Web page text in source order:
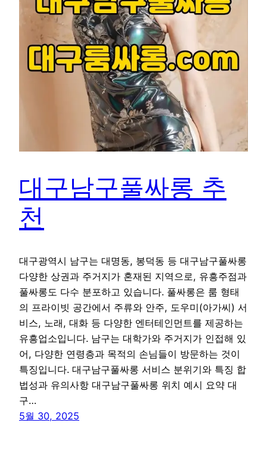
대구남구풀싸롱 추
천
대구광역시 남구는 대명동, 봉덕동 등 대구남구풀싸롱
다양한 상권과 주거지가 혼재된 지역으로, 유흥주점과
풀싸롱도 다수 분포하고 있습니다. 풀싸롱은 룸 형태
의 프라이빗 공간에서 주류와 안주, 도우미(아가씨) 서
비스, 노래, 대화 등 다양한 엔터테인먼트를 제공하는
유흥업소입니다. 남구는 대학가와 주거지가 인접해 있
어, 다양한 연령층과 목적의 손님들이 방문하는 것이
특징입니다. 대구남구풀싸롱 서비스 분위기와 특징 합
법성과 유의사항 대구남구풀싸롱 위치 예시 요약 대
구…
5월 30, 2025